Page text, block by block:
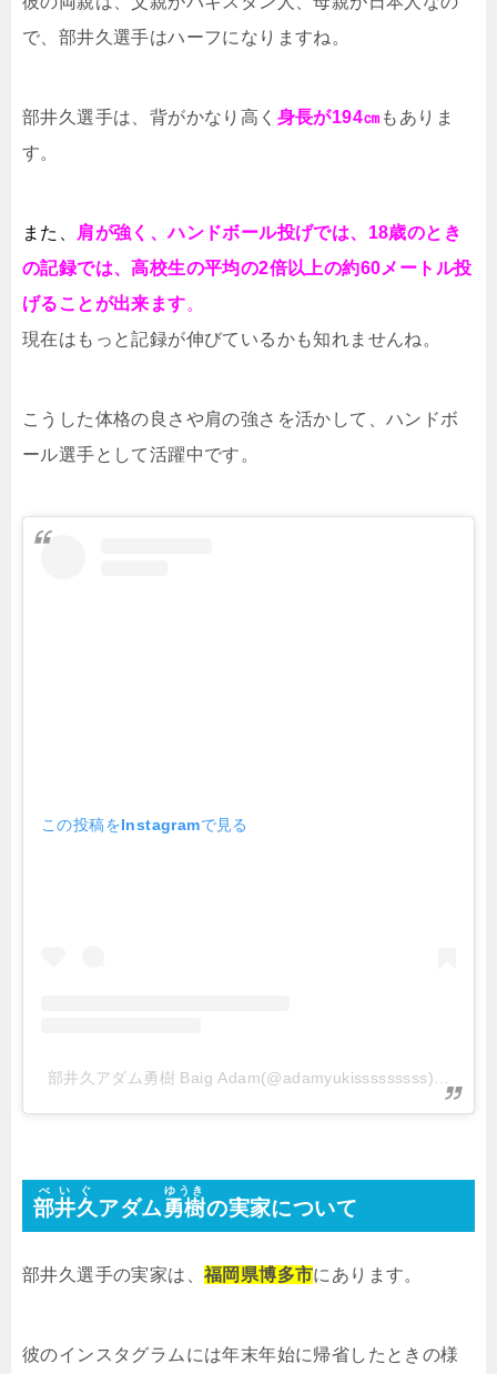
で、部井久選手はハーフになりますね。
部井久選手は、背がかなり高く 身長が194㎝もありま
す。
また、
肩が強く、ハンドボール投げでは、18歳のとき
の記録では、高校生の平均の2倍以上の約60メートル投
げることが出来ます。
現在はもっと記録が伸びているかも知れませんね。
こうした体格の良さや肩の強さを活かして、ハンドボ
ール選手として活躍中です。
この投稿をInstagramで見る
部井久アダム勇樹 Baig Adam(@adamyukisssssssss)がシェ
部井久
べいぐ
アダム勇樹
ゆうき
の実家について
部井久選手の実家は、 福岡県博多市にあります。
彼のインスタグラムには年末年始に帰省したときの様